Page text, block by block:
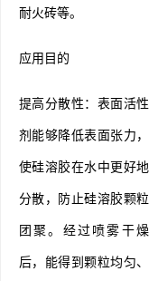
耐火砖等。
应用目的
提高分散性：表面活性
剂能够降低表面张力，
使硅溶胶在水中更好地
分散，防止硅溶胶颗粒
团聚。经过喷雾干燥
后，能得到颗粒均匀、